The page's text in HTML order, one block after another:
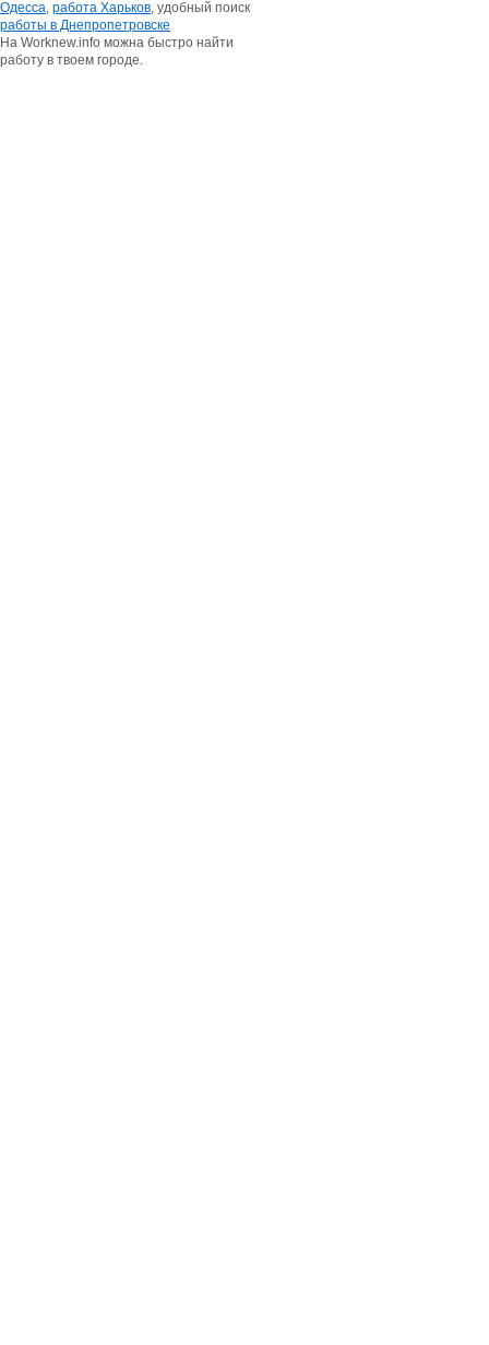
Одесса, работа Харьков, удобный поиск
работы в Днепропетровске
На Worknew.info можна быстро найти
работу в твоем городе.